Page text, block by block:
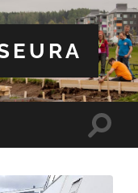
Toggle